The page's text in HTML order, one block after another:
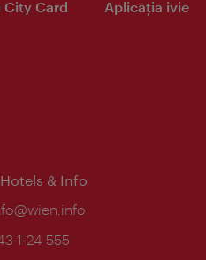
City Card Aplicaţia ivie
& Info
1-24 555